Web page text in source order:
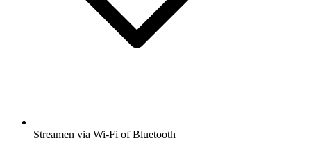
Streamen via Wi-Fi of Bluetooth